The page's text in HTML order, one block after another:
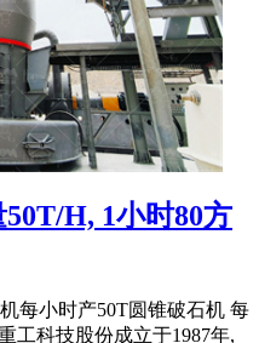
H, 1小时80方
每小时产50T圆锥破石机 每
工科技股份成立于1987年,